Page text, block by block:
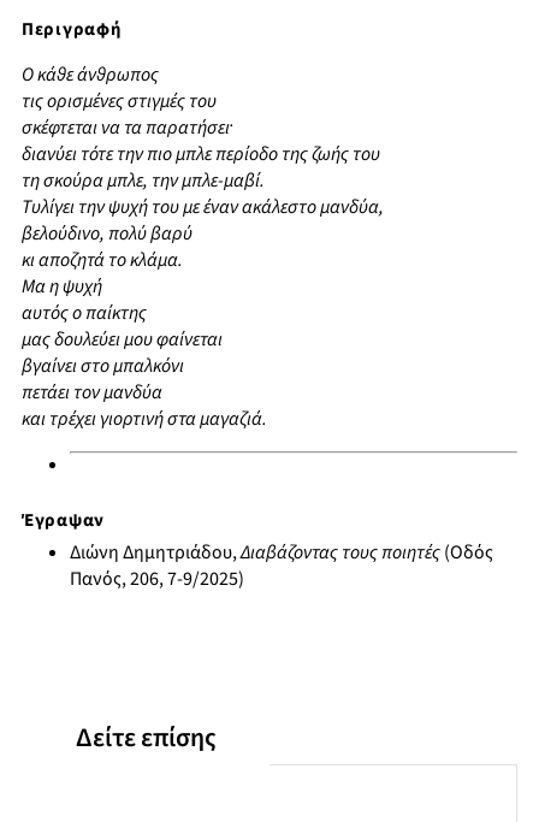
Περιγραφή
Ο κάθε άνθρωπος
τις ορισμένες στιγμές του
σκέϕτεται να τα παρατήσει·
διανύει τότε την πιο μπλε περίοδο της ζωής του
τη σκούρα μπλε, την μπλε-μαβί.
Τυλίγει την ψυχή του με έναν ακάλεστο μανδύα,
βελούδινο, πολύ βαρύ
κι αποζητά το κλάμα.
Μα η ψυχή
αυτός ο παίκτης
μας δουλεύει μου ϕαίνεται
βγαίνει στο μπαλκόνι
πετάει τον μανδύα
και τρέχει γιορτινή στα μαγαζιά.
Έγραψαν
Διώνη Δημητριάδου,Διαβάζοντας τους ποιητές(Οδός
Πανός, 206, 7-9/2025)
Δείτε επίσης